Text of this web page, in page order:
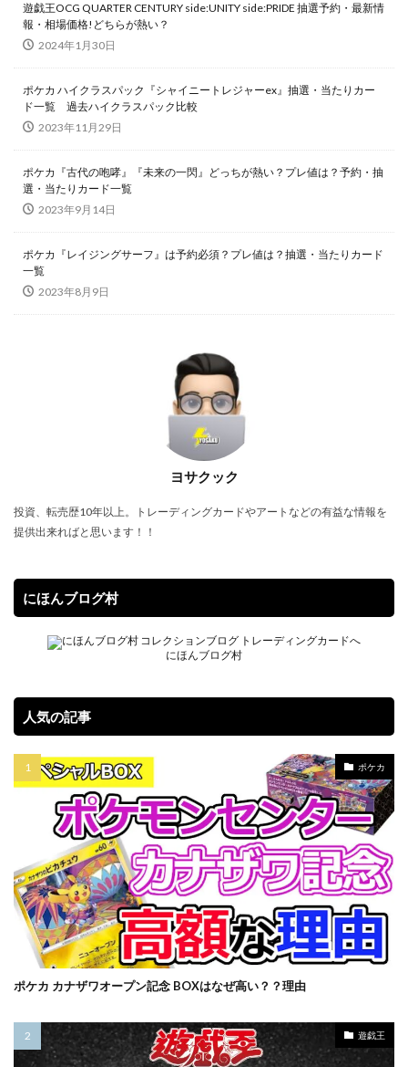
遊戯王OCG QUARTER CENTURY side:UNITY side:PRIDE 抽選予約・最新情
報・相場価格!どちらが熱い？
2024年1月30日
ポケカ ハイクラスパック『シャイニートレジャーex』抽選・当たりカー
ド一覧 過去ハイクラスパック比較
2023年11月29日
ポケカ『古代の咆哮』『未来の一閃』どっちが熱い？プレ値は？予約・抽
選・当たりカード一覧
2023年9月14日
ポケカ『レイジングサーフ』は予約必須？プレ値は？抽選・当たりカード
一覧
2023年8月9日
ヨサクック
投資、転売歴10年以上。トレーディングカードやアートなどの有益な情報を
提供出来ればと思います！！
にほんブログ村
にほんブログ村
人気の記事
ポケカ
ポケカ カナザワオープン記念 BOXはなぜ高い？？理由
遊戯王